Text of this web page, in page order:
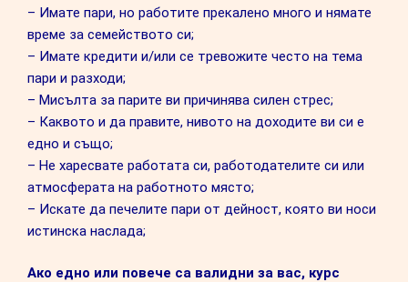
– Имате пари, но работите прекалено много и нямате
време за семейството си;
– Имате кредити и/или се тревожите често на тема
пари и разходи;
– Мисълта за парите ви причинява силен стрес;
– Каквото и да правите, нивото на доходите ви си е
едно и също;
– Не харесвате работата си, работодателите си или
атмосферата на работното място;
– Искате да печелите пари от дейност, която ви носи
истинска наслада;
Ако едно или повече са валидни за вас, курс